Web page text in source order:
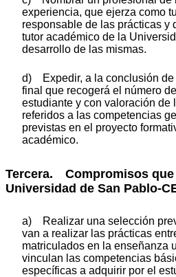
experiencia, que ejerza como
responsable de las prácticas y
tutor académico de la
desarrollo de las mismas.
d) Expedir, a la conclusión de
final que recogerá el número
estudiante y con valoración de
referidos a las competencias
previstas en el proyecto
académico.
Tercera. Compromisos que
Universidad de San Pablo-
a) Realizar una selección
van a realizar las prácticas
matriculados en la enseñanza
vinculan las competencias
específicas a adquirir por el